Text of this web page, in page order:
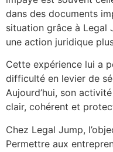
dans des documents
situation grâce à Legal
une action juridique
Cette expérience lui a
difficulté en levier de
Aujourd’hui, son
clair, cohérent et
Chez Legal Jump,
Permettre aux